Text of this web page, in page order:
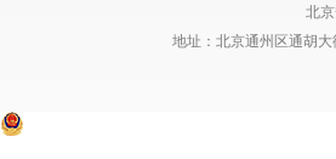
北
地址：北京通州区通胡